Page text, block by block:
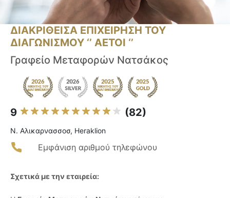
ΔΙΑΚΡΙΘΕΙΣΑ ΕΠΙΧΕΙΡΗΣΗ ΤΟΥ
ΔΙΑΓΩΝΙΣΜΟΥ ‘’ ΑΕΤΟΙ ‘’
Γραφείο Μεταφορών Νατσάκος
9 (82)
Ν. Αλικαρνασσοσ, Heraklion
Εμφάνιση αριθμού τηλεφώνου
Σχετικά με την εταιρεία: